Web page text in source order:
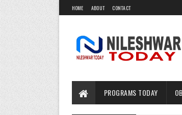
HOME ABOUT CONTACT
PROGRAMS TODAY